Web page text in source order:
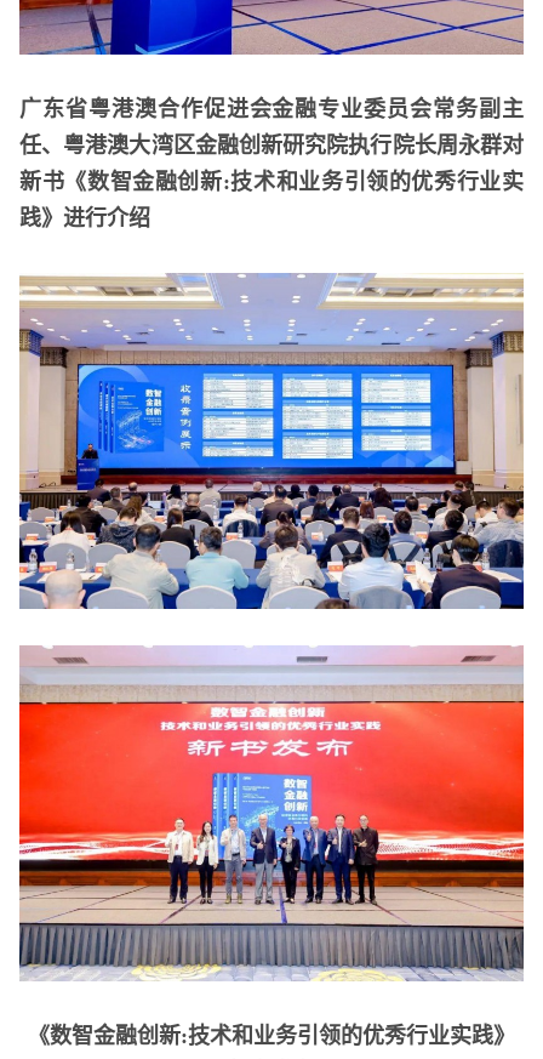
广东省粤港澳合作促进会金融专业委员会常务副主
任、粤港澳大湾区金融创新研究院执行院长周永群对
新书《数智金融创新:技术和业务引领的优秀行业实
践》进行介绍
《数智金融创新:技术和业务引领的优秀行业实践》